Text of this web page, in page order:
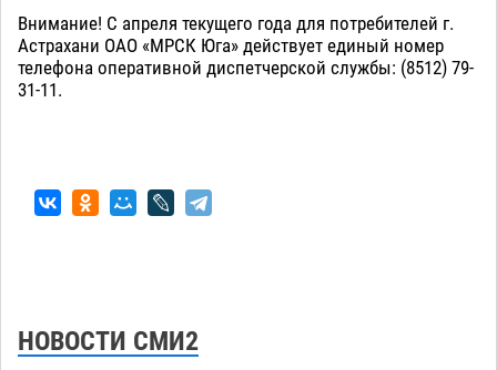
Внимание! С апреля текущего года для потребителей г.
Астрахани ОАО «МРСК Юга» действует единый номер
телефона оперативной диспетчерской службы: (8512) 79-
31-11.
НОВОСТИ СМИ2